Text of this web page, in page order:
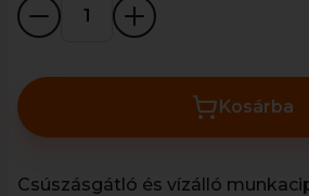
Kosárba
Csúszásgátló és vízálló